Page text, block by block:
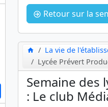
Retour sur la semaine
La vie de
Lycée Prévert
Semaine des
: Le club